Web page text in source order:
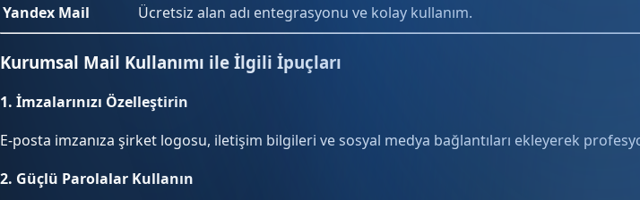
Yandex Mail
Ücretsiz alan adı entegrasyonu ve kolay kullanım.
Kurumsal Mail Kullanımı ile İlgili İpuçları
1. İmzalarınızı Özelleştirin
E-posta imzanıza şirket logosu, iletişim bilgileri ve sosyal medya bağlantıları ekleyerek
2. Güçlü Parolalar Kullanın